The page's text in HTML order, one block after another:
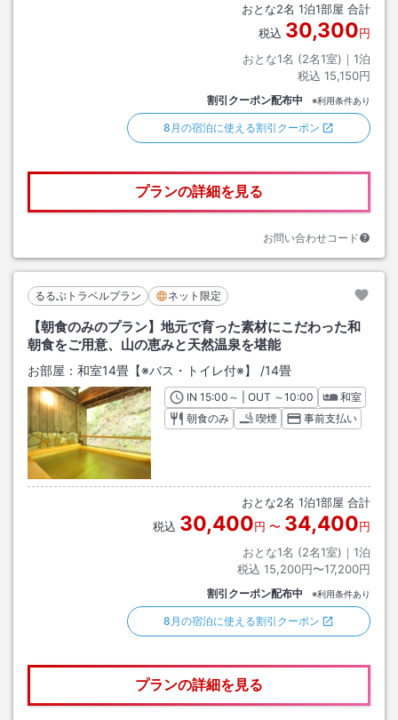
おとな2名 1泊1部屋 合計
税込 30,300円
おとな1名 (2名1室)｜ 1泊
税込 15,150円
割引クーポン配布中 ※利用条件あり
8月の宿泊に使える割引クーポン
プランの詳細を見る
お問い合わせコード
るるぶトラベルプラン ネット限定
【朝食のみのプラン】地元で育った素材にこだわった和
朝食をご用意、山の恵みと天然温泉を堪能
お部屋： 和室14畳【※バス・トイレ付※】 /14畳
INチェックイン
15:00 ～ | OUT チェックアウト
～10:00
和室
朝食のみ
喫煙 事前支払い
おとな2名 1泊1部屋 合計
税込 30,400円 〜 34,400円
おとな1名 (2名1室)｜ 1泊
税込 15,200円〜17,200円
割引クーポン配布中 ※利用条件あり
8月の宿泊に使える割引クーポン
プランの詳細を見る